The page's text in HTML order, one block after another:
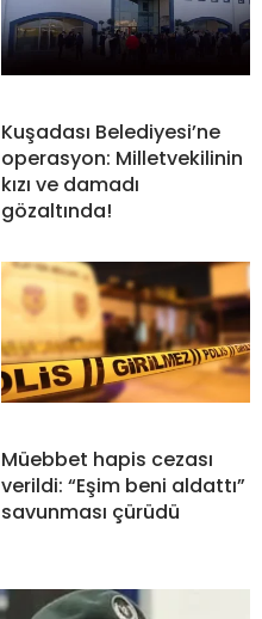
Kuşadası Belediyesi’ne
operasyon: Milletvekilinin
kızı ve damadı
gözaltında!
Müebbet hapis cezası
verildi: “Eşim beni aldattı”
savunması çürüdü